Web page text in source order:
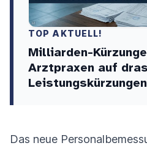
TOP AKTUELL!
Milliarden-
Arztpraxen auf
Das neue